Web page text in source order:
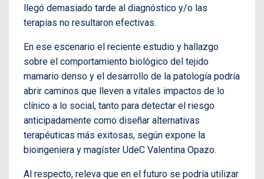
llegó demasiado tarde al diagnóstico y/o las
terapias no resultaron efectivas.
En ese escenario el reciente estudio y hallazgo
sobre el comportamiento biológico del tejido
mamario denso y el desarrollo de la patología podría
abrir caminos que lleven a vitales impactos de lo
clínico a lo social, tanto para detectar el riesgo
anticipadamente como diseñar alternativas
terapéuticas más exitosas, según expone la
bioingeniera y magíster UdeC Valentina Opazo.
Al respecto, releva que en el futuro se podría utilizar